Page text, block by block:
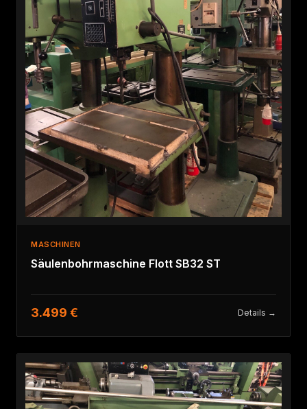
MASCHINEN
Säulenbohrmaschine Flott SB32 ST
3.499 € Details →